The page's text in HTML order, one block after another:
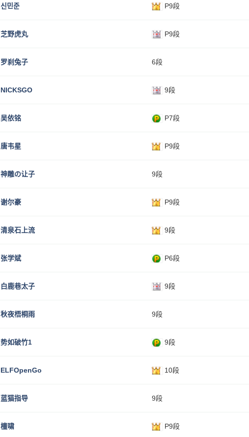
신민준 P9段
芝野虎丸 P9段
罗刹兔子 6段
NICKSGO 9段
吴依铭 P7段
唐韦星 P9段
神雕の让子 9段
谢尔豪 P9段
清泉石上流 9段
张学斌 P6段
白鹿巷太子 9段
秋夜梧桐雨 9段
势如破竹1 9段
ELFOpenGo 10段
蓝猫指导 9段
檀啸 P9段